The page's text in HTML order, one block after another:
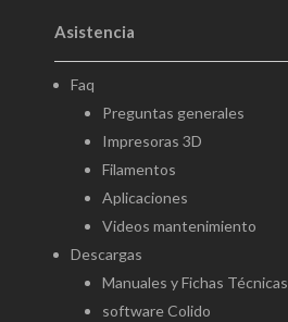
Asistencia
Faq
Preguntas generales
Impresoras 3D
Filamentos
Aplicaciones
Videos mantenimiento
Descargas
Manuales y Fichas Técnicas
software Colido